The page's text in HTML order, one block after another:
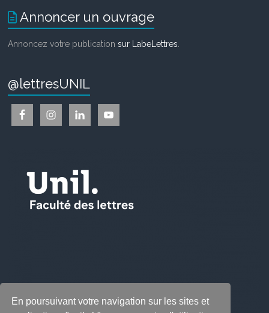
En poursuivant votre navigation sur les sites et
Annoncer un ouvrage
Annoncez votre publicationsur LabeLettres
@lettresUNIL